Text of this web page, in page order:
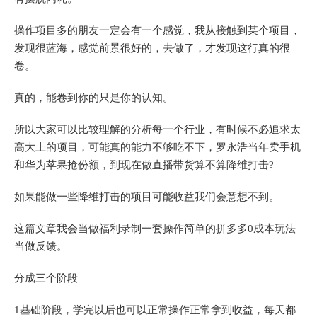
操作项目多的朋友一定会有一个感觉，我从接触到某个项目，
发现很蓝海，感觉前景很好的，去做了，才发现这行真的很
卷。
真的，能卷到你的只是你的认知。
所以大家可以比较理解的分析每一个行业，有时候不必追求太
高大上的项目，可能真的能力不够吃不下，罗永浩当年卖手机
和华为苹果抢份额，到现在做直播带货算不算降维打击?
如果能做一些降维打击的项目可能收益我们会意想不到。
这篇文章我会当做福利录制一套操作简单的拼多多0成本玩法
当做反馈。
分成三个阶段
1基础阶段，学完以后也可以正常操作正常拿到收益，每天都